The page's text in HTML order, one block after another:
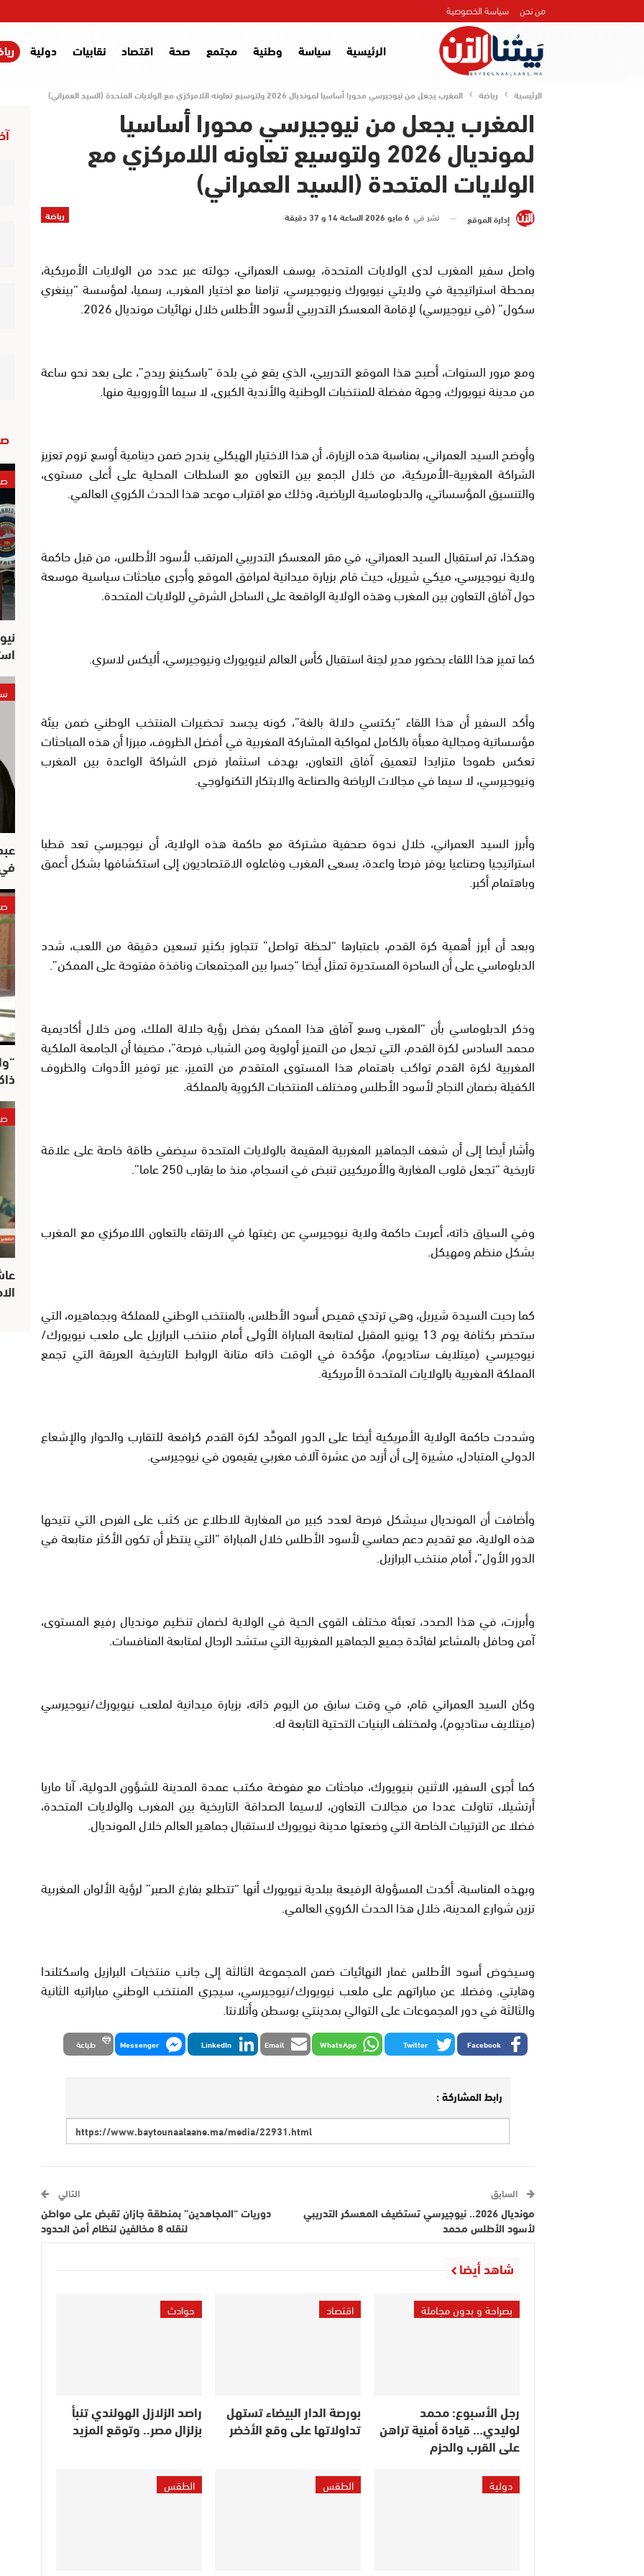
من نحن سياسة الخصوصية
الرئيسية سياسة وطنية مجتمع صحة اقتصاد نقابيات دولية
الرئيسية رياضة المغرب يجعل من نيوجيرسي محورا أساسيا لمونديال 2026 ولتوسيع تعاونه اللامركزي مع الولايات المتحدة (السيد العمراني)
المغرب يجعل من نيوجيرسي محورا أساسيا
لمونديال 2026 ولتوسيع تعاونه اللامركزي مع
الولايات المتحدة (السيد العمراني)
رياضة إدارة الموقع نشر في 6 مايو 2026 الساعة 14 و 37 دقيقة
واصل سفير المغرب لدى الولايات المتحدة، يوسف العمراني، جولته عبر عدد من الولايات الأمريكية،
بمحطة استراتيجية في ولايتي نيويورك ونيوجيرسي، تزامنا مع اختيار المغرب، رسميا، لمؤسسة “بينغري
سكول” (في نيوجيرسي) لإقامة المعسكر التدريبي لأسود الأطلس خلال نهائيات مونديال 2026.
ومع مرور السنوات، أصبح هذا الموقع التدريبي، الذي يقع في بلدة “باسكينغ ريدج”، على بعد نحو ساعة
من مدينة نيويورك، وجهة مفضلة للمنتخبات الوطنية والأندية الكبرى، لا سيما الأوروبية منها.
وأوضح السيد العمراني، بمناسبة هذه الزيارة، أن هذا الاختيار الهيكلي يندرج ضمن دينامية أوسع تروم تعزيز
الشراكة المغربية-الأمريكية، من خلال الجمع بين التعاون مع السلطات المحلية على أعلى مستوى،
والتنسيق المؤسساتي، والدبلوماسية الرياضية، وذلك مع اقتراب موعد هذا الحدث الكروي العالمي.
وهكذا، تم استقبال السيد العمراني، في مقر المعسكر التدريبي المرتقب لأسود الأطلس، من قبل حاكمة
ولاية نيوجيرسي، ميكي شيريل، حيث قام بزيارة ميدانية لمرافق الموقع وأجرى مباحثات سياسية موسعة
حول آفاق التعاون بين المغرب وهذه الولاية الواقعة على الساحل الشرقي للولايات المتحدة.
كما تميز هذا اللقاء بحضور مدير لجنة استقبال كأس العالم لنيويورك ونيوجيرسي، أليكس لاسري.
وأكد السفير أن هذا اللقاء “يكتسي دلالة بالغة”، كونه يجسد تحضيرات المنتخب الوطني ضمن بيئة
مؤسساتية ومجالية معبأة بالكامل لمواكبة المشاركة المغربية في أفضل الظروف، مبرزا أن هذه المباحثات
تعكس طموحا متزايدا لتعميق آفاق التعاون، بهدف استثمار فرص الشراكة الواعدة بين المغرب
ونيوجيرسي، لا سيما في مجالات الرياضة والصناعة والابتكار التكنولوجي.
وأبرز السيد العمراني، خلال ندوة صحفية مشتركة مع حاكمة هذه الولاية، أن نيوجيرسي تعد قطبا
استراتيجيا وصناعيا يوفر فرصا واعدة، يسعى المغرب وفاعلوه الاقتصاديون إلى استكشافها بشكل أعمق
وباهتمام أكبر.
وبعد أن أبرز أهمية كرة القدم، باعتبارها “لحظة تواصل” تتجاوز بكثير تسعين دقيقة من اللعب، شدد
الدبلوماسي على أن الساحرة المستديرة تمثل أيضا “جسرا بين المجتمعات ونافذة مفتوحة على الممكن”.
وذكر الدبلوماسي بأن “المغرب وسع آفاق هذا الممكن بفضل رؤية جلالة الملك، ومن خلال أكاديمية
محمد السادس لكرة القدم، التي تجعل من التميز أولوية ومن الشباب فرصة”، مضيفا أن الجامعة الملكية
المغربية لكرة القدم تواكب باهتمام هذا المستوى المتقدم من التميز، عبر توفير الأدوات والظروف
الكفيلة بضمان النجاح لأسود الأطلس ومختلف المنتخبات الكروية بالمملكة.
وأشار أيضا إلى أن شغف الجماهير المغربية المقيمة بالولايات المتحدة سيضفي طاقة خاصة على علاقة
تاريخية “تجعل قلوب المغاربة والأمريكيين تنبض في انسجام، منذ ما يقارب 250 عاما”.
وفي السياق ذاته، أعربت حاكمة ولاية نيوجيرسي عن رغبتها في الارتقاء بالتعاون اللامركزي مع المغرب
بشكل منظم ومهيكل.
كما رحبت السيدة شيريل، وهي ترتدي قميص أسود الأطلس، بالمنتخب الوطني للمملكة وبجماهيره، التي
ستحضر بكثافة يوم 13 يونيو المقبل لمتابعة المباراة الأولى أمام منتخب البرازيل على ملعب نيويورك/
نيوجيرسي (ميتلايف ستاديوم)، مؤكدة في الوقت ذاته متانة الروابط التاريخية العريقة التي تجمع
المملكة المغربية بالولايات المتحدة الأمريكية.
وشددت حاكمة الولاية الأمريكية أيضا على الدور الموحِّد لكرة القدم كرافعة للتقارب والحوار والإشعاع
الدولي المتبادل، مشيرة إلى أن أزيد من عشرة آلاف مغربي يقيمون في نيوجيرسي.
وأضافت أن المونديال سيشكل فرصة لعدد كبير من المغاربة للاطلاع عن كثب على الفرص التي تتيحها
هذه الولاية، مع تقديم دعم حماسي لأسود الأطلس خلال المباراة “التي ينتظر أن تكون الأكثر متابعة في
الدور الأول”، أمام منتخب البرازيل.
وأبرزت، في هذا الصدد، تعبئة مختلف القوى الحية في الولاية لضمان تنظيم مونديال رفيع المستوى،
آمن وحافل بالمشاعر لفائدة جميع الجماهير المغربية التي ستشد الرحال لمتابعة المنافسات.
وكان السيد العمراني قام، في وقت سابق من اليوم ذاته، بزيارة ميدانية لملعب نيويورك/نيوجيرسي
(ميتلايف ستاديوم)، ولمختلف البنيات التحتية التابعة له.
كما أجرى السفير، الاثنين بنيويورك، مباحثات مع مفوضة مكتب عمدة المدينة للشؤون الدولية، آنا ماريا
أرتشيلا، تناولت عددا من مجالات التعاون، لاسيما الصداقة التاريخية بين المغرب والولايات المتحدة،
فضلا عن الترتيبات الخاصة التي وضعتها مدينة نيويورك لاستقبال جماهير العالم خلال المونديال.
وبهذه المناسبة، أكدت المسؤولة الرفيعة ببلدية نيويورك أنها “تتطلع بفارغ الصبر” لرؤية الألوان المغربية
تزين شوارع المدينة، خلال هذا الحدث الكروي العالمي.
وسيخوض أسود الأطلس غمار النهائيات ضمن المجموعة الثالثة إلى جانب منتخبات البرازيل واسكتلندا
وهايتي. وفضلا عن مباراتهم على ملعب نيويورك/نيوجيرسي، سيجري المنتخب الوطني مباراتيه الثانية
والثالثة في دور المجموعات على التوالي بمدينتي بوسطن وأتلانتا.
Facebook
Twitter
WhatsApp
Email
LinkedIn
Messenger طباعة
رابط المشاركة :
السابق
مونديال 2026.. نيوجيرسي تستضيف المعسكر التدريبي
لأسود الأطلس محمد
التالي
دوريات “المجاهدين” بمنطقة جازان تقبض على مواطن
لنقله 8 مخالفين لنظام أمن الحدود
شاهد أيضا
بصراحة و بدون مجاملة
رجل الأسبوع: محمد
لوليدي… قيادة أمنية تراهن
على القرب والحزم
اقتصاد
بورصة الدار البيضاء تستهل
تداولاتها على وقع الأخضر
حوادث
راصد الزلازل الهولندي تنبأ
بزلزال مصر.. وتوقع المزيد
دولية الطقس الطقس